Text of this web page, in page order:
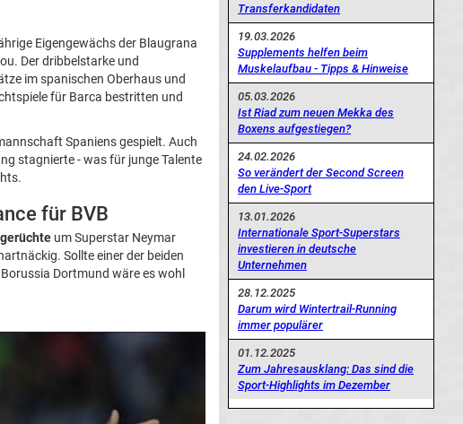
Eigengewächs der Blaugrana
Der dribbelstarke und
im spanischen Oberhaus und
für Barca bestritten und
Spaniens gespielt. Auch
stagnierte - was für junge Talente
für BVB
um Superstar Neymar
Sollte einer der beiden
Dortmund wäre es wohl
Transferkandidaten
19.03.2026
Supplements helfen beim
Muskelaufbau - Tipps & Hinweise
05.03.2026
Ist Riad zum neuen Mekka des
Boxens aufgestiegen?
24.02.2026
So verändert der Second Screen
den Live-Sport
13.01.2026
Internationale Sport-Superstars
investieren in deutsche
Unternehmen
28.12.2025
Darum wird Wintertrail-Running
immer populärer
01.12.2025
Zum Jahresausklang: Das sind die
Sport-Highlights im Dezember